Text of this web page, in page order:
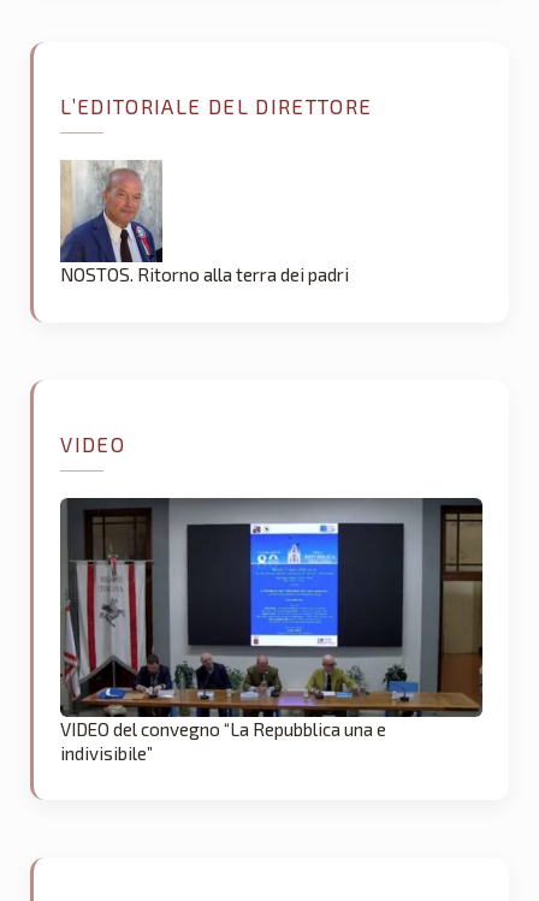
L’EDITORIALE DEL DIRETTORE
NOSTOS. Ritorno alla terra dei padri
VIDEO
VIDEO del convegno “La Repubblica una e
indivisibile”